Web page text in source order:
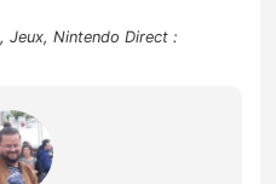
,Jeux,Nintendo Direct :